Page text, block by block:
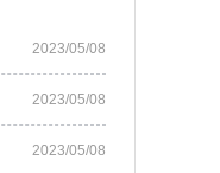
2023/05/08
2023/05/08
2023/05/08